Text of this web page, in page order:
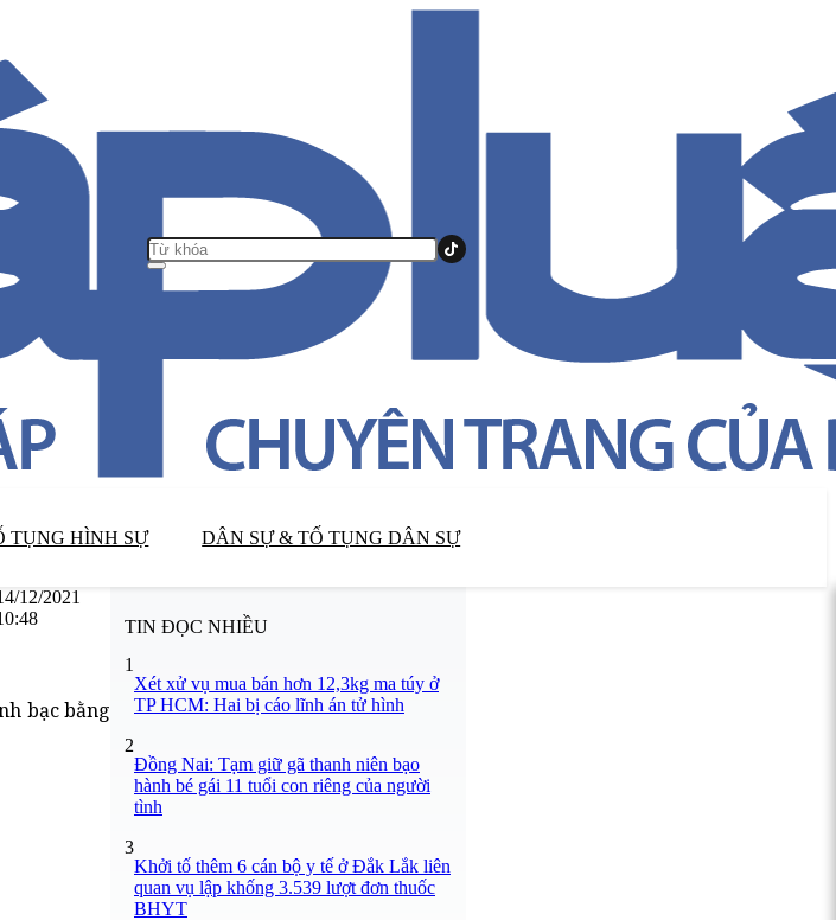
TỤNG HÌNH SỰ DÂN SỰ & TỐ TỤNG DÂN SỰ
12/2021
bạc bằng
TIN ĐỌC NHIỀU
1
Xét xử vụ mua bán hơn 12,3kg ma túy ở
TP HCM: Hai bị cáo lĩnh án tử hình
2
Đồng Nai: Tạm giữ gã thanh niên bạo
hành bé gái 11 tuổi con riêng của người
tình
3
Khởi tố thêm 6 cán bộ y tế ở Đắk Lắk liên
quan vụ lập khống 3.539 lượt đơn thuốc
BHYT